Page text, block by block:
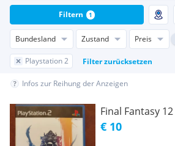
Bundesland Zustand Preis
Playstation 2 Filter zurücksetzen
Filtern 1
Infos zur Reihung der Anzeigen
Final Fantasy 12
€ 10